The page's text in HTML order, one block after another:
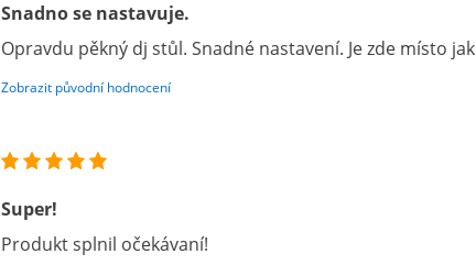
Snadno se nastavuje.
Opravdu pěkný dj stůl. Snadné nastavení. Je zde místo
Zobrazit původní hodnocení
Super!
Produkt splnil očekávaní!